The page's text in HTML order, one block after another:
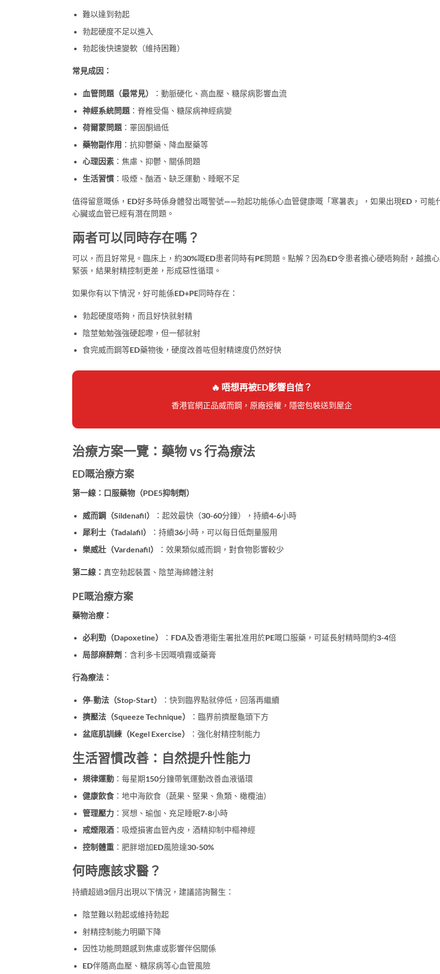
難以達到勃起
勃起硬度不足以進入
勃起後快速變軟（維持困難）
常見成因：
血管問題（最常見）
：動脈硬化、高血壓、糖尿病影響血流
神經系統問題：脊椎受傷、糖尿病神經病變
荷爾蒙問題：睪固酮過低
藥物副作用 ：抗抑鬱藥、降血壓藥等
心理因素：焦慮、抑鬱、關係問題
生活習慣：吸煙、酗酒、缺乏運動、睡眠不足
值得留意嘅係，ED好多時係身體發出嘅警號——勃起功能係心血管健康嘅「寒暑表」，如果出現ED，可能
心臟或血管已經有潛在問題。
兩者可以同時存在嗎？
可以，而且好常見。臨床上，約30%嘅ED患者同時有PE問題。點解？因為ED令患者擔心硬唔夠耐，越擔
緊張，結果射精控制更差，形成惡性循環。
如果你有以下情況，好可能係ED+PE同時存在：
勃起硬度唔夠，而且好快就射精
陰莖勉勉強強硬起嚟，但一郁就射
食完威而鋼等ED藥物後，硬度改善咗但射精速度仍然好快
🔥 唔想再被ED影響自信？
香港官網正品威而鋼，原廠授權，隱密包裝送到屋企
治療方案一覽：藥物 vs 行為療法
ED嘅治療方案
第一線：口服藥物（PDE5抑制劑）
威而鋼（Sildenafil）
：起效最快（30-60分鐘），持續4-6小時
犀利士（Tadalafil）
：持續36小時，可以每日低劑量服用
樂威壯（Vardenafil）
：效果類似威而鋼，對食物影響較少
第二線： 真空勃起裝置、陰莖海綿體注射
PE嘅治療方案
藥物治療：
必利勁（Dapoxetine）
：FDA及香港衛生署批准用於PE嘅口服藥，可延長射精時間約3-4倍
局部麻醉劑 ：含利多卡因嘅噴霧或藥膏
行為療法：
停-動法（Stop-Start）
：快到臨界點就停低，回落再繼續
擠壓法（Squeeze Technique）
：臨界前擠壓龜頭下方
盆底肌訓練（Kegel Exercise）
：強化射精控制能力
生活習慣改善：自然提升性能力
規律運動：每星期150分鐘帶氧運動改善血液循環
健康飲食：地中海飲食（蔬果、堅果、魚類、橄欖油）
管理壓力：冥想、瑜伽、充足睡眠7-8小時
戒煙限酒：吸煙損害血管內皮，酒精抑制中樞神經
控制體重：肥胖增加ED風險達30-50%
何時應該求醫？
持續超過3個月出現以下情況，建議諮詢醫生：
陰莖難以勃起或維持勃起
射精控制能力明顯下降
因性功能問題感到焦慮或影響伴侶關係
ED伴隨高血壓、糖尿病等心血管風險